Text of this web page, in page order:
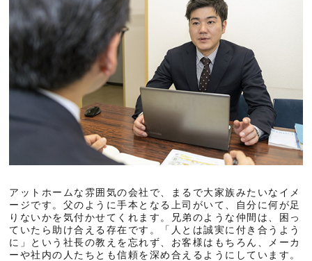
アットホームな雰囲気の会社で、まるで大家族みたいなイメ
ージです。父のように手本となる上司がいて、自分に何が足
りないかを気付かせてくれます。兄弟のような仲間は、困っ
ていたら助け合える存在です。「人とは誠実に付き合うよう
に」という社長の教えを忘れず、お客様はもちろん、メーカ
ーや社内の人たちとも信頼を深め合えるようにしています。